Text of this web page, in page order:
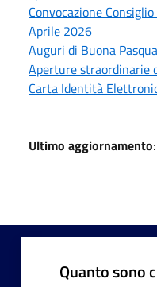
Convocazione
Aprile 2026
Auguri di Buona
Aperture straordinarie
Carta Identità
Ultimo aggiornamento
Quanto sono